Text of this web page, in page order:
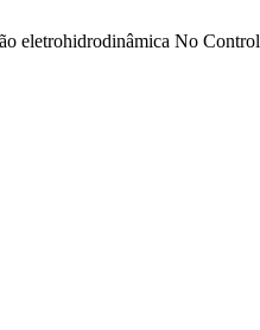
eletrohidrodinâmica No